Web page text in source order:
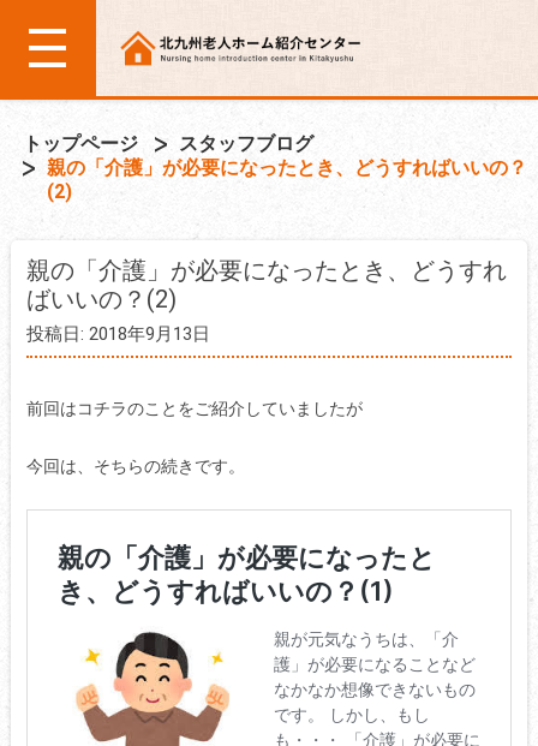
トップページ
スタッフブログ
親の「介護」が必要になったとき、どうすればいいの？
(2)
親の「介護」が必要になったとき、どうすれ
ばいいの？(2)
投稿日: 2018年9月13日
前回はコチラのことをご紹介していましたが
今回は、そちらの続きです。